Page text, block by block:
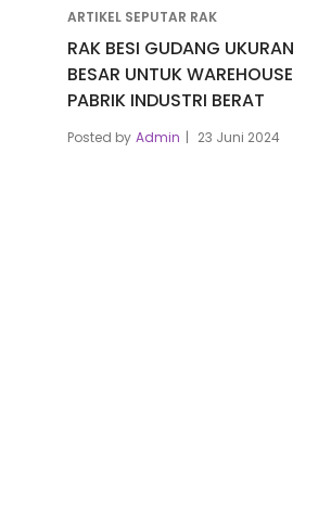
ARTIKEL SEPUTAR RAK
RAK BESI GUDANG UKURAN
BESAR UNTUK WAREHOUSE
PABRIK INDUSTRI BERAT
Posted by Admin 23 Juni 2024